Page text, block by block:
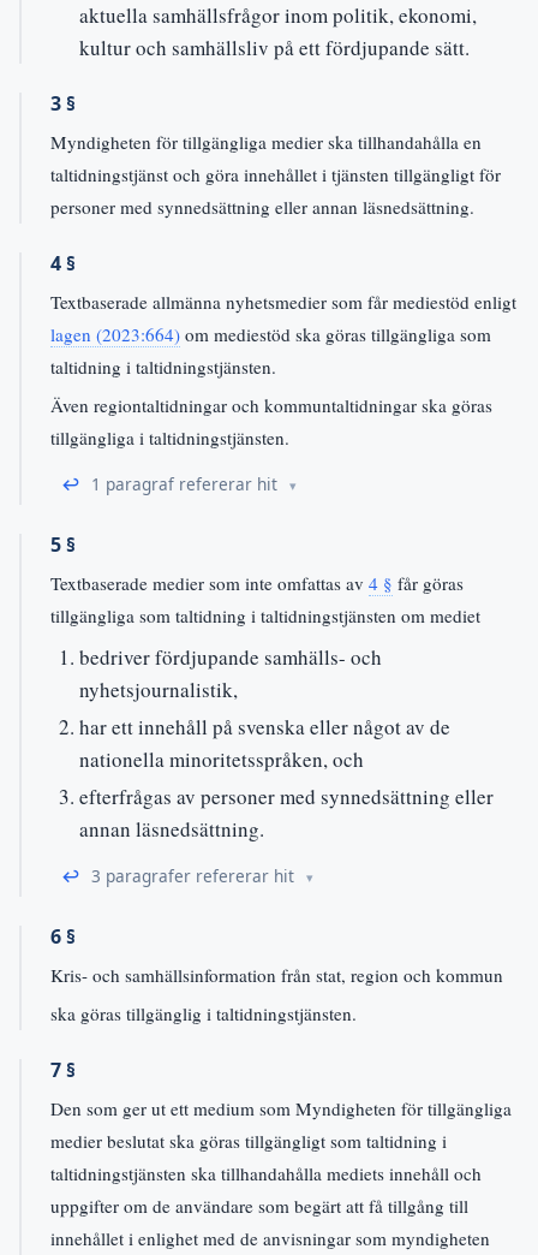
aktuella samhällsfrågor inom politik, ekonomi,
kultur och samhällsliv på ett fördjupande sätt.
3 §
Myndigheten för tillgängliga medier ska tillhandahålla en
taltidningstjänst och göra innehållet i tjänsten tillgängligt för
personer med synnedsättning eller annan läsnedsättning.
4 §
Textbaserade allmänna nyhetsmedier som får mediestöd enligt
lagen (2023:664) om mediestöd ska göras tillgängliga som
taltidning i taltidningstjänsten.
Även regiontaltidningar och kommuntaltidningar ska göras
tillgängliga i taltidningstjänsten.
↩ 1 paragraf refererar hit
5 §
Textbaserade medier som inte omfattas av 4 § får göras
tillgängliga som taltidning i taltidningstjänsten om mediet
bedriver fördjupande samhälls- och
nyhetsjournalistik,
har ett innehåll på svenska eller något av de
nationella minoritetsspråken, och
efterfrågas av personer med synnedsättning eller
annan läsnedsättning.
↩ 3 paragrafer refererar hit
6 §
Kris- och samhällsinformation från stat, region och kommun
ska göras tillgänglig i taltidningstjänsten.
7 §
Den som ger ut ett medium som Myndigheten för tillgängliga
medier beslutat ska göras tillgängligt som taltidning i
taltidningstjänsten ska tillhandahålla mediets innehåll och
uppgifter om de användare som begärt att få tillgång till
innehållet i enlighet med de anvisningar som myndigheten